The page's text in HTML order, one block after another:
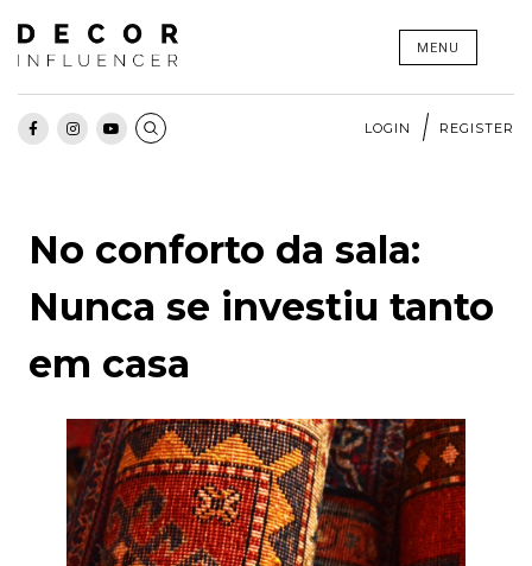
Skip
content
MENU
LOGIN REGISTER
No conforto da sala:
Nunca se investiu tanto
em casa